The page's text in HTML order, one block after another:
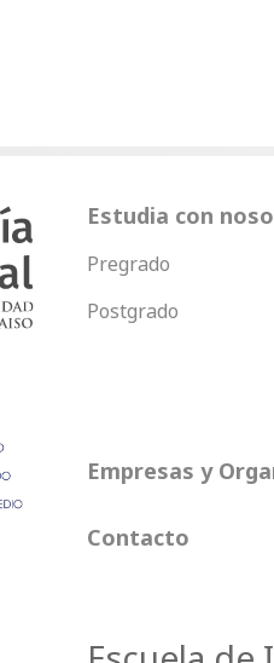
Estudia con
Pregrado
Postgrado
Empresas y
Contacto